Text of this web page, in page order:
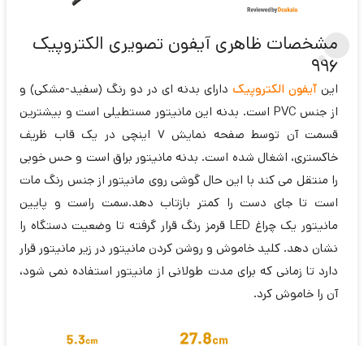
مشخصات ظاهری آیفون تصویری الکتروپیک
996
این آیفون الکتروپیک دارای بدنه ای در دو رنگ (سفید-مشکی) و
از جنس PVC است. بدنه این مانیتور مستطیلی است و بیشترین
قسمت آن توسط صفحه نمایش 7 اینچی در یک قاب ظریف
خاکستری، اشغال شده است. بدنه مانیتور براق است و حس خوبی
را منتقل می کند با این حال گوشی روی مانیتور از جنس رنگ مات
است تا جای دست را کمتر بازتاب دهد.سمت راست و پایین
مانیتور یک چراغ LED قرمز رنگ قرار گرفته تا وضعیت دستگاه را
نشان دهد. کلید خاموش و روشن کردن مانیتور در زیر مانیتور قرار
دارد تا زمانی که برای مدت طولانی از مانیتور استفاده نمی شود،
آن را خاموش کرد.